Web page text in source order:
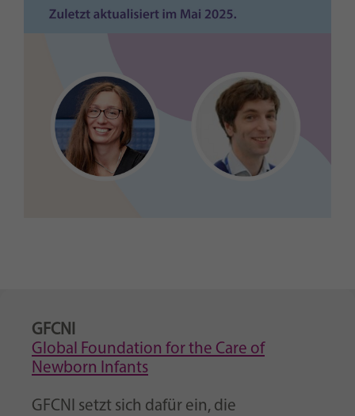
GFCNI
Global Foundation for the Care of
Newborn Infants
GFCNI setzt sich dafür ein, die